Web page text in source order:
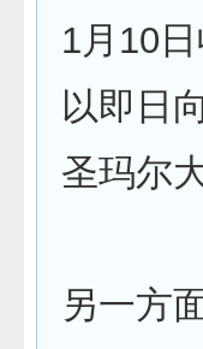
1月10
以即日
圣玛尔
另一方